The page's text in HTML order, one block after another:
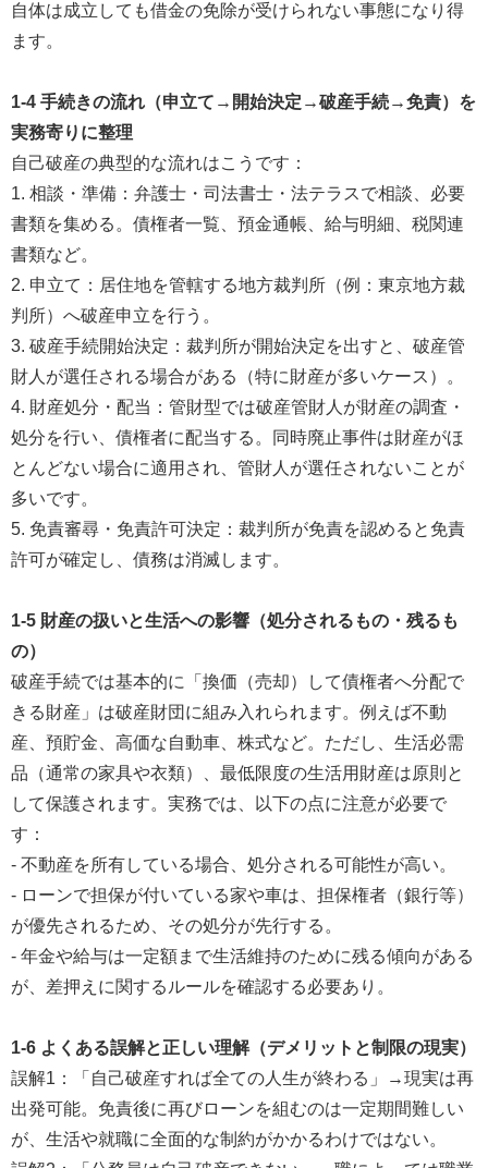
自体は成立しても借金の免除が受けられない事態になり得
ます。
1-4 手続きの流れ（申立て→開始決定→破産手続→免責）を
実務寄りに整理
自己破産の典型的な流れはこうです：
1. 相談・準備：弁護士・司法書士・法テラスで相談、必要
書類を集める。債権者一覧、預金通帳、給与明細、税関連
書類など。
2. 申立て：居住地を管轄する地方裁判所（例：東京地方裁
判所）へ破産申立を行う。
3. 破産手続開始決定：裁判所が開始決定を出すと、破産管
財人が選任される場合がある（特に財産が多いケース）。
4. 財産処分・配当：管財型では破産管財人が財産の調査・
処分を行い、債権者に配当する。同時廃止事件は財産がほ
とんどない場合に適用され、管財人が選任されないことが
多いです。
5. 免責審尋・免責許可決定：裁判所が免責を認めると免責
許可が確定し、債務は消滅します。
1-5 財産の扱いと生活への影響（処分されるもの・残るも
の）
破産手続では基本的に「換価（売却）して債権者へ分配で
きる財産」は破産財団に組み入れられます。例えば不動
産、預貯金、高価な自動車、株式など。ただし、生活必需
品（通常の家具や衣類）、最低限度の生活用財産は原則と
して保護されます。実務では、以下の点に注意が必要で
す：
- 不動産を所有している場合、処分される可能性が高い。
- ローンで担保が付いている家や車は、担保権者（銀行等）
が優先されるため、その処分が先行する。
- 年金や給与は一定額まで生活維持のために残る傾向がある
が、差押えに関するルールを確認する必要あり。
1-6 よくある誤解と正しい理解（デメリットと制限の現実）
誤解1：「自己破産すれば全ての人生が終わる」→現実は再
出発可能。免責後に再びローンを組むのは一定期間難しい
が、生活や就職に全面的な制約がかかるわけではない。